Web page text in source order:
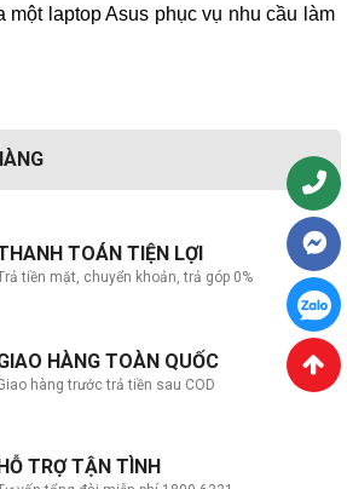
một laptop Asus phục vụ nhu cầu làm
TOÁN TIỆN LỢI
tiền mặt, chuyển khoản, trả góp 0%
HÀNG TOÀN QUỐC
hàng trước trả tiền sau COD
TRỢ TẬN TÌNH